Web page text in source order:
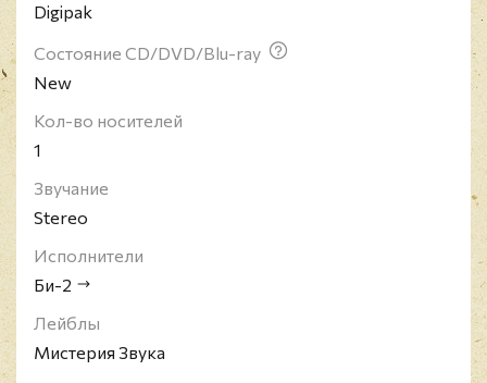
(ударные, перкуссия) и Ян Николенко (бэк-вокал,
клавишные, флейта, перкуссия).
Digipak
Состояние CD/DVD/Blu-ray
New
Кол-во носителей
1
Звучание
Stereo
Исполнители
Би-2
Лейблы
Мистерия Звука